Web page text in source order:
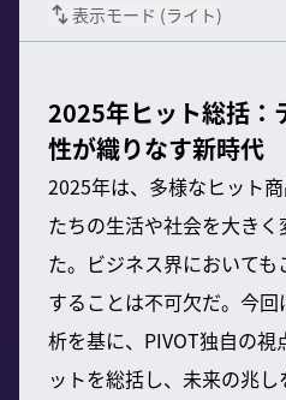
表示モード (ライト)
2025年ヒット総括：
性が織りなす新時代
2025年は、多様なヒット
たちの生活や社会を大き
た。ビジネス界において
することは不可欠だ。今
析を基に、PIVOT独自の視
ットを総括し、未来の兆し